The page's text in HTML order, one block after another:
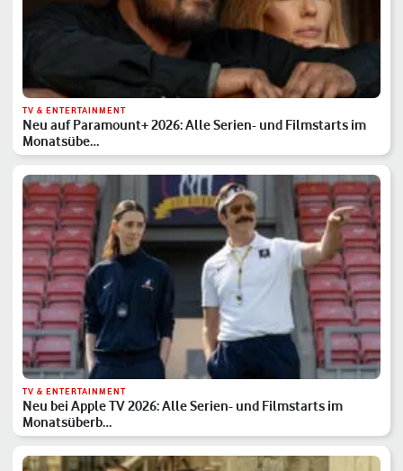
TV & ENTERTAINMENT
Neu auf Paramount+ 2026: Alle Serien- und Filmstarts im
Monatsübe…
TV & ENTERTAINMENT
Neu bei Apple TV 2026: Alle Serien- und Filmstarts im
Monatsüberb…